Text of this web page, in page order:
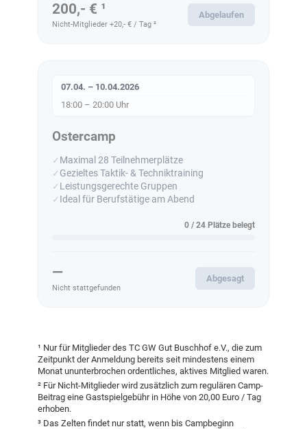
200,- € ¹
Nicht-Mitglieder +20,- € / Tag ²
Abgelaufen
07.04. – 10.04.2026
18:00 – 20:00 Uhr
Ostercamp
Maximal 28 Teilnehmerplätze
Gezieltes Taktik- & Techniktraining
Leistungsgerechte Gruppen
Ideal für Berufstätige am Abend
0 / 24 Plätze belegt
—
Nicht stattgefunden
Abgesagt
¹ Nur für Mitglieder des TC GW Gut Buschhof e.V., die zum
Zeitpunkt der Anmeldung bereits seit mindestens einem
Monat ununterbrochen ordentliches, aktives Mitglied waren.
² Für Nicht-Mitglieder wird zusätzlich zum regulären Camp-
Beitrag eine Gastspielgebühr in Höhe von 20,00 Euro / Tag
erhoben.
³ Das Zelten findet nur statt, wenn bis Campbeginn